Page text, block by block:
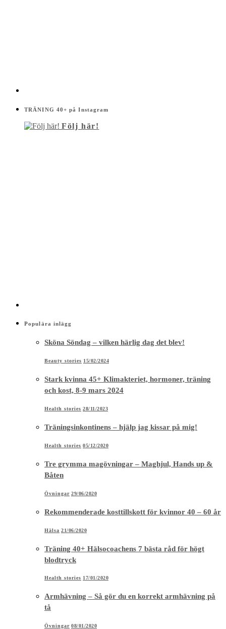
TRÄNING 40+ på Instagram
Följ här!
Populära inlägg
Sköna Söndag – vilken härlig dag det blev!
Beauty stories 15/02/2024
Stark kvinna 45+ Klimakteriet, hormoner, träning
och kost, 8-9 mars 2024
Health stories 28/11/2023
Träningsinkontinens – hjälp jag kissar på mig!
Health stories 05/12/2020
Tre grymma magövningar – Maghjul, Hands up &
Båten
Övningar 29/06/2020
Rekommenderade kosttillskott för kvinnor 40 – 60 år
Hälsa 21/06/2020
Träning 40+ Hälsocoachens 7 bästa råd för högt
blodtryck
Health stories 17/01/2020
Armhävning – Så gör du en korrekt armhävning på
tå
Övningar 08/01/2020